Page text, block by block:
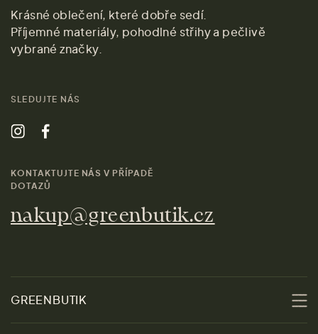
Krásné oblečení, které dobře sedí.
Příjemné materiály, pohodlné střihy a pečlivě
vybrané značky.
SLEDUJTE NÁS
KONTAKTUJTE NÁS V PŘÍPADĚ
DOTAZŮ
nakup@greenbutik.cz
GREENBUTIK